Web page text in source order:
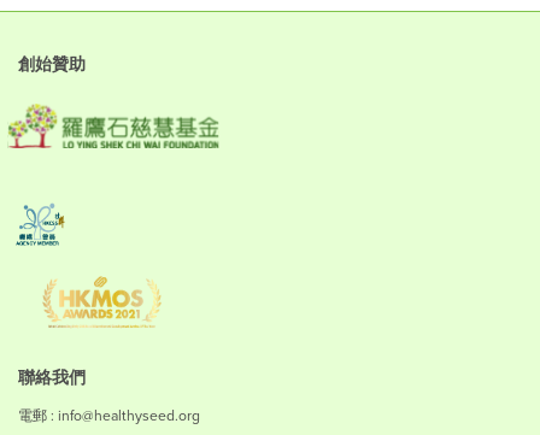
創始贊助
聯絡我們
電郵 : info@healthyseed.org